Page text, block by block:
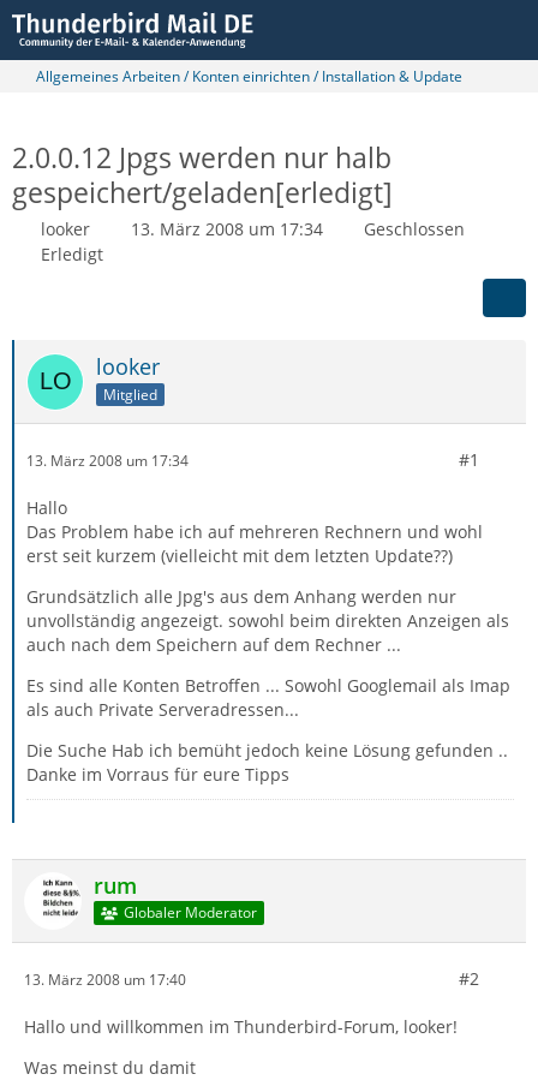
Allgemeines Arbeiten / Konten einrichten / Installation & Update
2.0.0.12 Jpgs werden nur halb
gespeichert/geladen[erledigt]
looker 13. März 2008 um 17:34
Geschlossen
Erledigt
looker
Mitglied
13. März 2008 um 17:34 #1
Hallo
Das Problem habe ich auf mehreren Rechnern und wohl
erst seit kurzem (vielleicht mit dem letzten Update??)
Grundsätzlich alle Jpg's aus dem Anhang werden nur
unvollständig angezeigt. sowohl beim direkten Anzeigen als
auch nach dem Speichern auf dem Rechner ...
Es sind alle Konten Betroffen ... Sowohl Googlemail als Imap
als auch Private Serveradressen...
Die Suche Hab ich bemüht jedoch keine Lösung gefunden ..
Danke im Vorraus für eure Tipps
rum
Globaler Moderator
13. März 2008 um 17:40 #2
Hallo und willkommen im Thunderbird-Forum, looker!
Was meinst du damit